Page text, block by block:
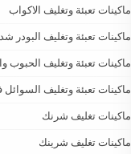
ماكينات تعبئة وتغليف الاكواب
ماكينات تعبئة وتغليف البودر
ماكينات تعبئة وتغليف الحبوب
ماكينات تعبئة وتغليف
ماكينات تغليف شرنك
ماكينات تغليف شرينك